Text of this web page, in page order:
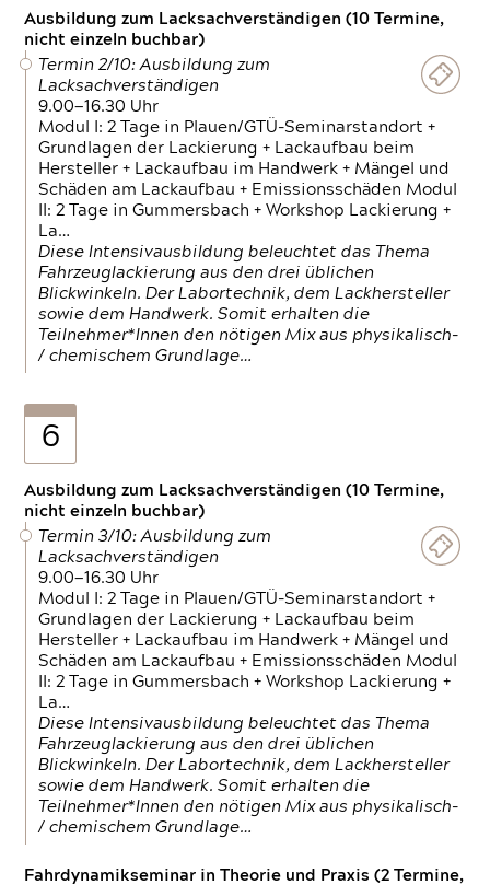
Ausbildung zum Lacksachverständigen (10 Termine,
nicht einzeln buchbar)
Termin 2/10: Ausbildung zum
Lacksachverständigen
9.00—16.30 Uhr
Modul I: 2 Tage in Plauen/GTÜ-Seminarstandort +
Grundlagen der Lackierung + Lackaufbau beim
Hersteller + Lackaufbau im Handwerk + Mängel und
Schäden am Lackaufbau + Emissionsschäden Modul
II: 2 Tage in Gummersbach + Workshop Lackierung +
La…
Diese Intensivausbildung beleuchtet das Thema
Fahrzeuglackierung aus den drei üblichen
Blickwinkeln. Der Labortechnik, dem Lackhersteller
sowie dem Handwerk. Somit erhalten die
Teilnehmer*Innen den nötigen Mix aus physikalisch-
/ chemischem Grundlage…
6
Ausbildung zum Lacksachverständigen (10 Termine,
nicht einzeln buchbar)
Termin 3/10: Ausbildung zum
Lacksachverständigen
9.00—16.30 Uhr
Modul I: 2 Tage in Plauen/GTÜ-Seminarstandort +
Grundlagen der Lackierung + Lackaufbau beim
Hersteller + Lackaufbau im Handwerk + Mängel und
Schäden am Lackaufbau + Emissionsschäden Modul
II: 2 Tage in Gummersbach + Workshop Lackierung +
La…
Diese Intensivausbildung beleuchtet das Thema
Fahrzeuglackierung aus den drei üblichen
Blickwinkeln. Der Labortechnik, dem Lackhersteller
sowie dem Handwerk. Somit erhalten die
Teilnehmer*Innen den nötigen Mix aus physikalisch-
/ chemischem Grundlage…
Fahrdynamikseminar in Theorie und Praxis (2 Termine,